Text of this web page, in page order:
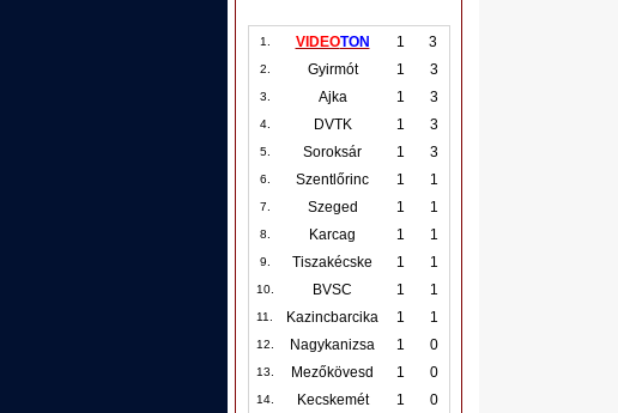
1. VIDEOTON 1 3
2. Gyirmót 1 3
3. Ajka 1 3
4. DVTK 1 3
5. Soroksár 1 3
6. Szentlőrinc 1 1
7. Szeged 1 1
8. Karcag 1 1
9. Tiszakécske 1 1
10. BVSC 1 1
11. Kazincbarcika 1 1
12. Nagykanizsa 1 0
13. Mezőkövesd 1 0
14. Kecskemét 1 0